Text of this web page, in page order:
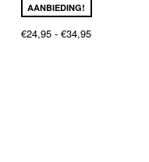
AANBIEDING!
€24,95 - €34,95Prijsklasse: